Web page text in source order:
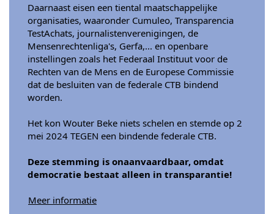
Daarnaast eisen een tiental maatschappelijke
organisaties, waaronder Cumuleo, Transparencia
TestAchats, journalistenverenigingen, de
Mensenrechtenliga's, Gerfa,... en openbare
instellingen zoals het Federaal Instituut voor de
Rechten van de Mens en de Europese Commissie
dat de besluiten van de federale CTB bindend
worden.
Het kon Wouter Beke niets schelen en stemde op 2
mei 2024 TEGEN een bindende federale CTB.
Deze stemming is onaanvaardbaar, omdat
democratie bestaat alleen in transparantie!
Meer informatie